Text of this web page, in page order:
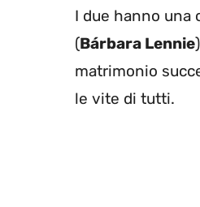
I due hanno una
(Bárbara Lennie
matrimonio
le vite di tutti.